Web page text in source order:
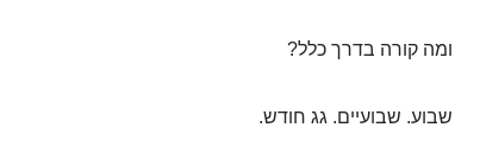
ומה קורה בדרך כלל?
שבוע. שבועיים. גג חודש.